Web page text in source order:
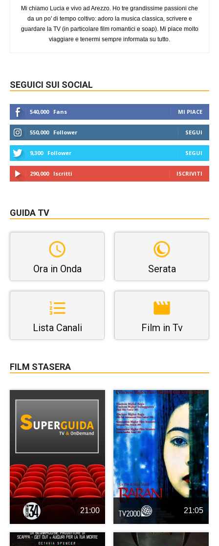
Mi chiamo Lucia e vivo ad Arezzo. Ho tre grandissime passioni che
da un po' di tempo coltivo: adoro la musica classica, scrivere e
guardare la TV (in particolare film romantici e soap). Mi piace molto
viaggiare e tenermi sempre informata su tutto.
SEGUICI SUI SOCIAL
540,000 Fans MI PIACE
550,000 Follower SEGUI
9,300 Follower SEGUI
290,000 Iscritti ISCRIVITI
GUIDA TV
Ora in Onda Serata
Lista Canali Film in Tv
FILM STASERA
21:00 21:05